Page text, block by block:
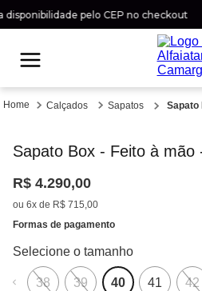
pelo CEP no checkout
Calçados Sapatos Sapato
Sapato Box - Feito à mão
R$ 4.290,00
ou 6x de R$ 715,00
Formas de pagamento
38 39 40 41 42